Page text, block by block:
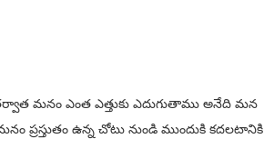
మనం ఎంత ఎత్తుకు ఎదుగుతాము అనేది మన
ఉన్న చోటు నుండి ముందుకి కదలటానికి